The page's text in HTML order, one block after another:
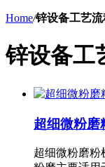
Home/锌设备工艺流
锌设备工
超细微粉磨
超细微粉磨粉